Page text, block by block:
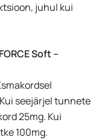
juhul kui
Soft –
seejärjel tunnete
25mg. Kui
100mg.